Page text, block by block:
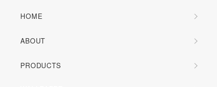
HOME
ABOUT
PRODUCTS